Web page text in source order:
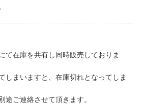
て在庫を共有し同時販売しておりま
しまいますと、在庫切れとなってしま
途ご連絡させて頂きます。